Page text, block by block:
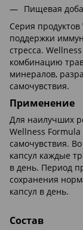
Пищевая
Серия
поддержки
стресса.
комбинацию
минералов,
самочувствия.
Применение
Для наилучших
Wellness
самочувствия.
капсул каждые
в день. Период
сохранения
капсул в день.
Состав